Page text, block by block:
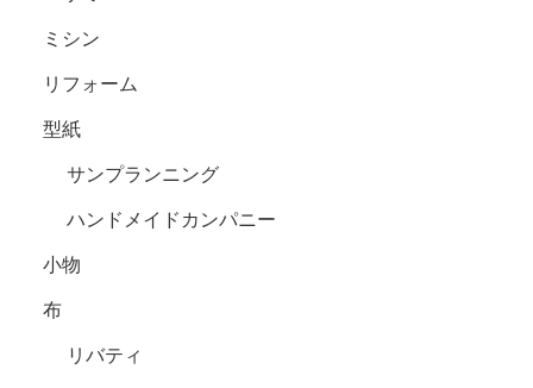
ミシン
リフォーム
型紙
サンプランニング
ハンドメイドカンパニー
小物
布
リバティ